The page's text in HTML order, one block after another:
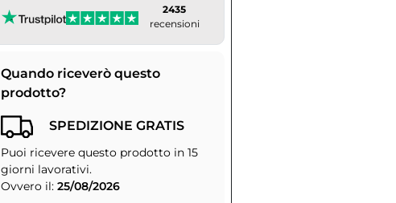
2435
recensioni
Quando riceverò questo
prodotto?
SPEDIZIONE GRATIS
Puoi ricevere questo prodotto in 15
giorni lavorativi.
Ovvero il: 25/08/2026